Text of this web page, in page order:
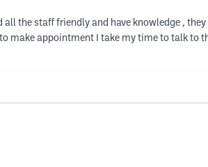
the staff friendly and have knowledge ,
make appointment I take my time to talk to